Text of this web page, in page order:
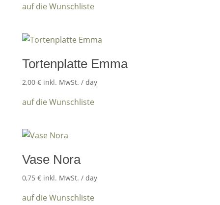
auf die Wunschliste
Tortenplatte Emma
2,00 € inkl. MwSt. / day
auf die Wunschliste
Vase Nora
0,75 € inkl. MwSt. / day
auf die Wunschliste